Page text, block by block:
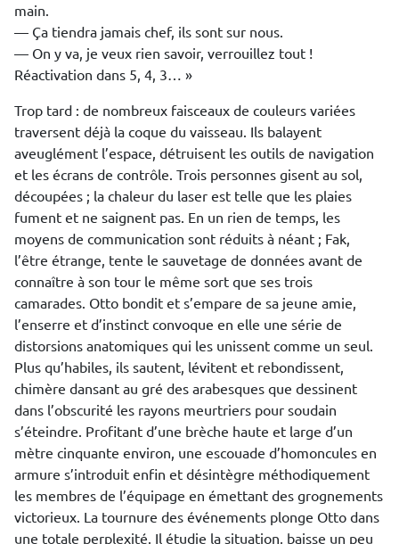
main.
— Ça tiendra jamais chef, ils sont sur nous.
— On y va, je veux rien savoir, verrouillez tout !
Réactivation dans 5, 4, 3… »
Trop tard : de nombreux faisceaux de couleurs variées
traversent déjà la coque du vaisseau. Ils balayent
aveuglément l’espace, détruisent les outils de navigation
et les écrans de contrôle. Trois personnes gisent au sol,
découpées ; la chaleur du laser est telle que les plaies
fument et ne saignent pas. En un rien de temps, les
moyens de communication sont réduits à néant ; Fak,
l’être étrange, tente le sauvetage de données avant de
connaître à son tour le même sort que ses trois
camarades. Otto bondit et s’empare de sa jeune amie,
l’enserre et d’instinct convoque en elle une série de
distorsions anatomiques qui les unissent comme un seul.
Plus qu’habiles, ils sautent, lévitent et rebondissent,
chimère dansant au gré des arabesques que dessinent
dans l’obscurité les rayons meurtriers pour soudain
s’éteindre. Profitant d’une brèche haute et large d’un
mètre cinquante environ, une escouade d’homoncules en
armure s’introduit enfin et désintègre méthodiquement
les membres de l’équipage en émettant des grognements
victorieux. La tournure des événements plonge Otto dans
une totale perplexité. Il étudie la situation, baisse un peu